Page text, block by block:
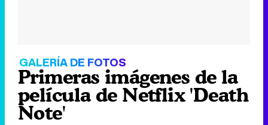
GALERÍA DE FOTOS
Primeras imágenes de la
película de Netflix 'Death
Note'